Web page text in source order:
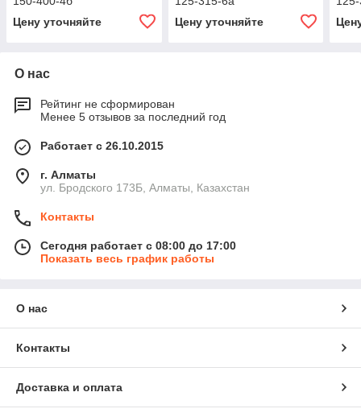
Цену уточняйте
Цену уточняйте
О нас
Рейтинг не сформирован
Менее 5 отзывов за последний год
Работает с 26.10.2015
г. Алматы
ул. Бродского 173Б, Алматы, Казахстан
Контакты
Сегодня работает с 08:00 до 17:00
Показать весь график работы
О нас
Контакты
Доставка и оплата